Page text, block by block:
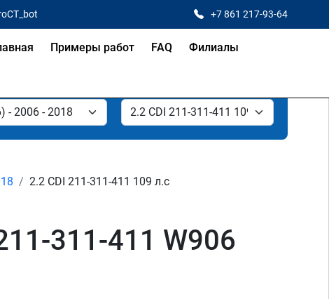
+7 861 217-93-64
Примеры работ FAQ Филиалы
2.2 CDI 211-311-411 109 л.с
311-411 W906